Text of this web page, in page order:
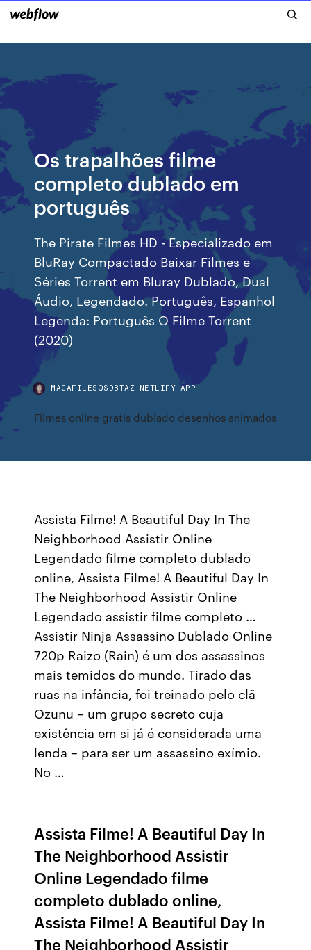
Os trapalhões filme
completo dublado em
português
The Pirate Filmes HD - Especializado em
BluRay Compactado Baixar Filmes e
Séries Torrent em Bluray Dublado, Dual
Áudio, Legendado. Português, Espanhol
Legenda: Português O Filme Torrent
(2020)
MAGAFILESQSDBTAZ.NETLIFY.APP
Filmes online gratis dublado desenhos animados
Assista Filme! A Beautiful Day In The
Neighborhood Assistir Online
Legendado filme completo dublado
online, Assista Filme! A Beautiful Day In
The Neighborhood Assistir Online
Legendado assistir filme completo …
Assistir Ninja Assassino Dublado Online
720p Raizo (Rain) é um dos assassinos
mais temidos do mundo. Tirado das
ruas na infância, foi treinado pelo clã
Ozunu – um grupo secreto cuja
existência em si já é considerada uma
lenda – para ser um assassino exímio.
No …
Assista Filme! A Beautiful Day In
The Neighborhood Assistir
Online Legendado filme
completo dublado online,
Assista Filme! A Beautiful Day In
The Neighborhood Assistir